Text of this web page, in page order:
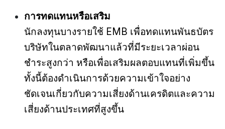
การทดแทนหรือเสริม
นักลงทุนบางรายใช้ EMB เพื่อทดแทนพันธบัตร
บริษัทในตลาดพัฒนาแล้วที่มีระยะเวลาผ่อน
ชำระสูงกว่า หรือเพื่อเสริมผลตอบแทนที่เพิ่มขึ้น
ทั้งนี้ต้องดำเนินการด้วยความเข้าใจอย่าง
ชัดเจนเกี่ยวกับความเสี่ยงด้านเครดิตและความ
เสี่ยงด้านประเทศที่สูงขึ้น